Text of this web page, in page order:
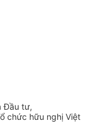
Đầu tư,
chức hữu nghị Việt